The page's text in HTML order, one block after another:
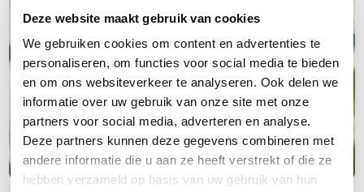
Deze website maakt gebruik van cookies
We gebruiken cookies om content en advertenties te
personaliseren, om functies voor social media te bieden
en om ons websiteverkeer te analyseren. Ook delen we
informatie over uw gebruik van onze site met onze
partners voor social media, adverteren en analyse.
Deze partners kunnen deze gegevens combineren met
andere informatie die u aan ze heeft verstrekt of die ze
hebben verzameld op basis van uw gebruik van hun